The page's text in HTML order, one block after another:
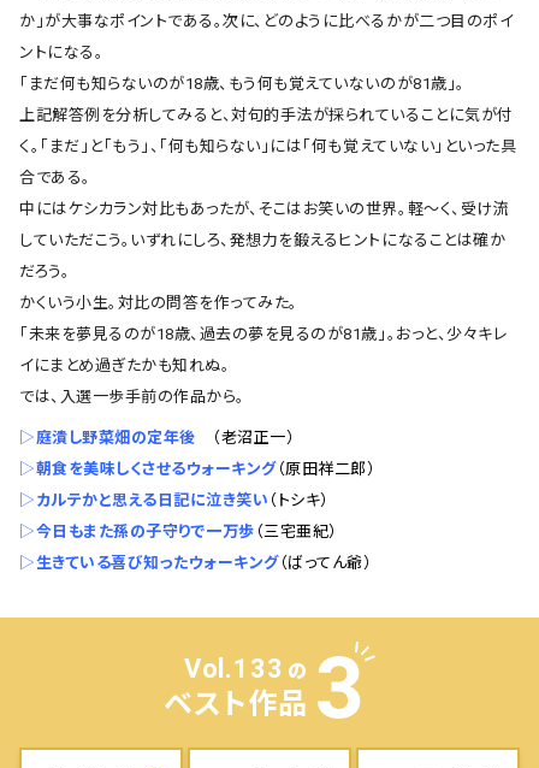
か」が大事なポイントである。次に、どのように比べるかが二つ目のポイ
ントになる。
「まだ何も知らないのが18歳、もう何も覚えていないのが81歳」。
上記解答例を分析してみると、対句的手法が採られていることに気が付
く。「まだ」と「もう」、「何も知らない」には「何も覚えていない」といった具
合である。
中にはケシカラン対比もあったが、そこはお笑いの世界。軽〜く、受け流
していただこう。いずれにしろ、発想力を鍛えるヒントになることは確か
だろう。
かくいう小生。対比の問答を作ってみた。
「未来を夢見るのが18歳、過去の夢を見るのが81歳」。おっと、少々キレ
イにまとめ過ぎたかも知れぬ。
では、入選一歩手前の作品から。
▷庭潰し野菜畑の定年後 （老沼正一）
▷朝食を美味しくさせるウォーキング（原田祥二郎）
▷ カルテかと思える日記に泣き笑い （トシキ）
▷今日もまた孫の子守りで一万歩 （三宅亜紀）
▷ 生きている喜び知ったウォーキング（ばってん爺）
Vol.133 の
ベスト作品